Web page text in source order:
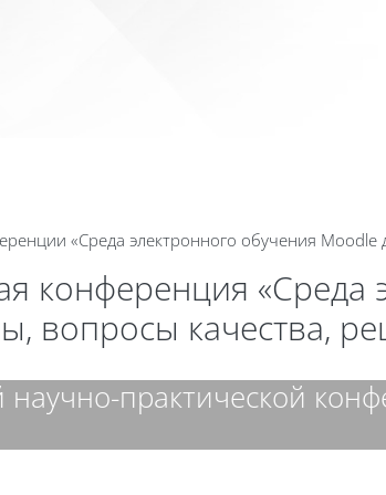
«Среда электронного обучения Moodle
конференция «Среда
вопросы качества,
научно-практической